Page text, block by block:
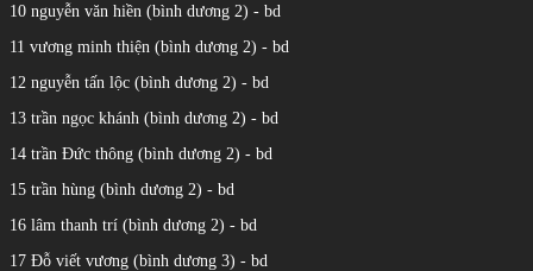
10 nguyễn văn hiền (bình dương 2) - bd
11 vương minh thiện (bình dương 2) - bd
12 nguyễn tấn lộc (bình dương 2) - bd
13 trần ngọc khánh (bình dương 2) - bd
14 trần Đức thông (bình dương 2) - bd
15 trần hùng (bình dương 2) - bd
16 lâm thanh trí (bình dương 2) - bd
17 Đỗ viết vương (bình dương 3) - bd